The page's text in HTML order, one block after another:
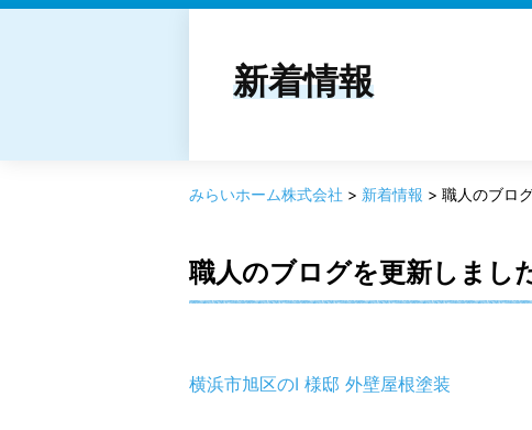
新着情報
みらいホーム株式会社 > 新着情報 > 職人のブロ
職人のブログを更新しまし
横浜市旭区のI 様邸 外壁屋根塗装